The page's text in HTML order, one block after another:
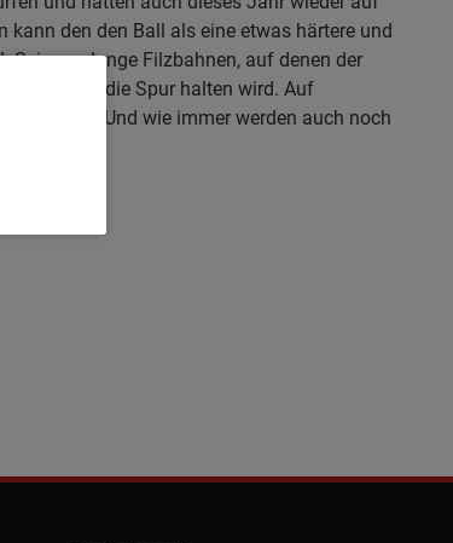
den den Ball als eine etwas härtere und
es lange Filzbahnen, auf denen der
sicher gut die Spur halten wird. Auf
sein! Und wie immer werden auch noch